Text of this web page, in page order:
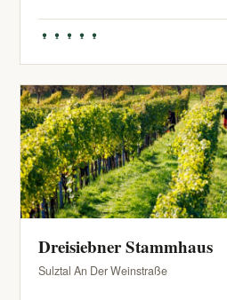
Dreisiebner Stammhaus
Sulztal An Der Weinstraße